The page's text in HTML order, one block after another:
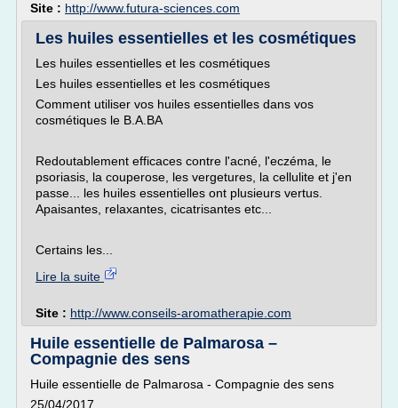
Site : http://www.futura-sciences.com
Les huiles essentielles et les cosmétiques
Les huiles essentielles et les cosmétiques
Les huiles essentielles et les cosmétiques
Comment utiliser vos huiles essentielles dans vos
cosmétiques le B.A.BA
Redoutablement efficaces contre l'acné, l'eczéma, le
psoriasis, la couperose, les vergetures, la cellulite et j'en
passe... les huiles essentielles ont plusieurs vertus.
Apaisantes, relaxantes, cicatrisantes etc...
Certains les...
Lire la suite
Site : http://www.conseils-aromatherapie.com
Huile essentielle de Palmarosa –
Compagnie des sens
Huile essentielle de Palmarosa - Compagnie des sens
25/04/2017